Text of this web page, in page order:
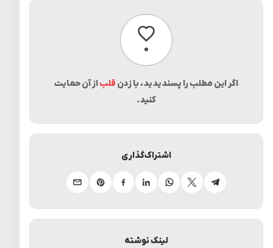
۰پسندیدن
اگر این مطلب را پسندیدید، با زدن قلباز آن حمایت
کنید.
لینک نوشته
اشتراک‌گذاری
تلگرام ایکسواتساپلینکدینفیسبوکپینترستایمیل